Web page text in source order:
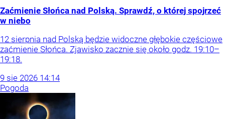
Zaćmienie Słońca nad Polską. Sprawdź, o której spojrzeć
w niebo
12 sierpnia nad Polską będzie widoczne głębokie częściowe
zaćmienie Słońca. Zjawisko zacznie się około godz. 19:10–
19:18.
9 sie 2026 14:14
Pogoda